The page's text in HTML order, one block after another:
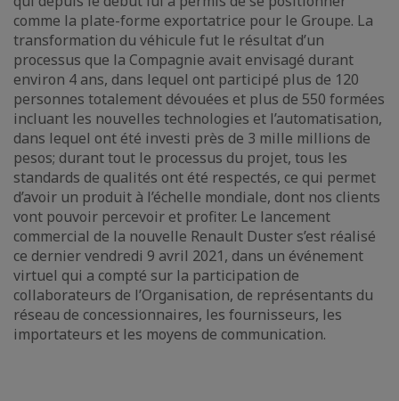
comme la plate-forme exportatrice pour le Groupe. La
transformation du véhicule fut le résultat d’un
processus que la Compagnie avait envisagé durant
environ 4 ans, dans lequel ont participé plus de 120
personnes totalement dévouées et plus de 550 formées
incluant les nouvelles technologies et l’automatisation,
dans lequel ont été investi près de 3 mille millions de
pesos; durant tout le processus du projet, tous les
standards de qualités ont été respectés, ce qui permet
d’avoir un produit à l’échelle mondiale, dont nos clients
vont pouvoir percevoir et profiter. Le lancement
commercial de la nouvelle Renault Duster s’est réalisé
ce dernier vendredi 9 avril 2021, dans un événement
virtuel qui a compté sur la participation de
collaborateurs de l’Organisation, de représentants du
réseau de concessionnaires, les fournisseurs, les
importateurs et les moyens de communication.